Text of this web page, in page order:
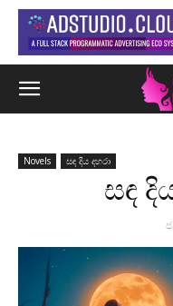
Novels සඳ දිය දහරා
සඳ